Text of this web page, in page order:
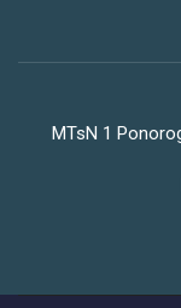
MTsN 1